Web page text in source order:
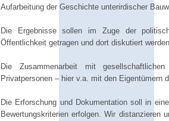
Aufarbeitung der Geschichte unterirdischer
Die Ergebnisse sollen im Zuge der
Öffentlichkeit getragen und dort diskutiert
Die Zusammenarbeit mit
Privatpersonen – hier v.a. mit den Eigentümern
Die Erforschung und Dokumentation soll in
Bewertungskriterien erfolgen. Wir distanzieren